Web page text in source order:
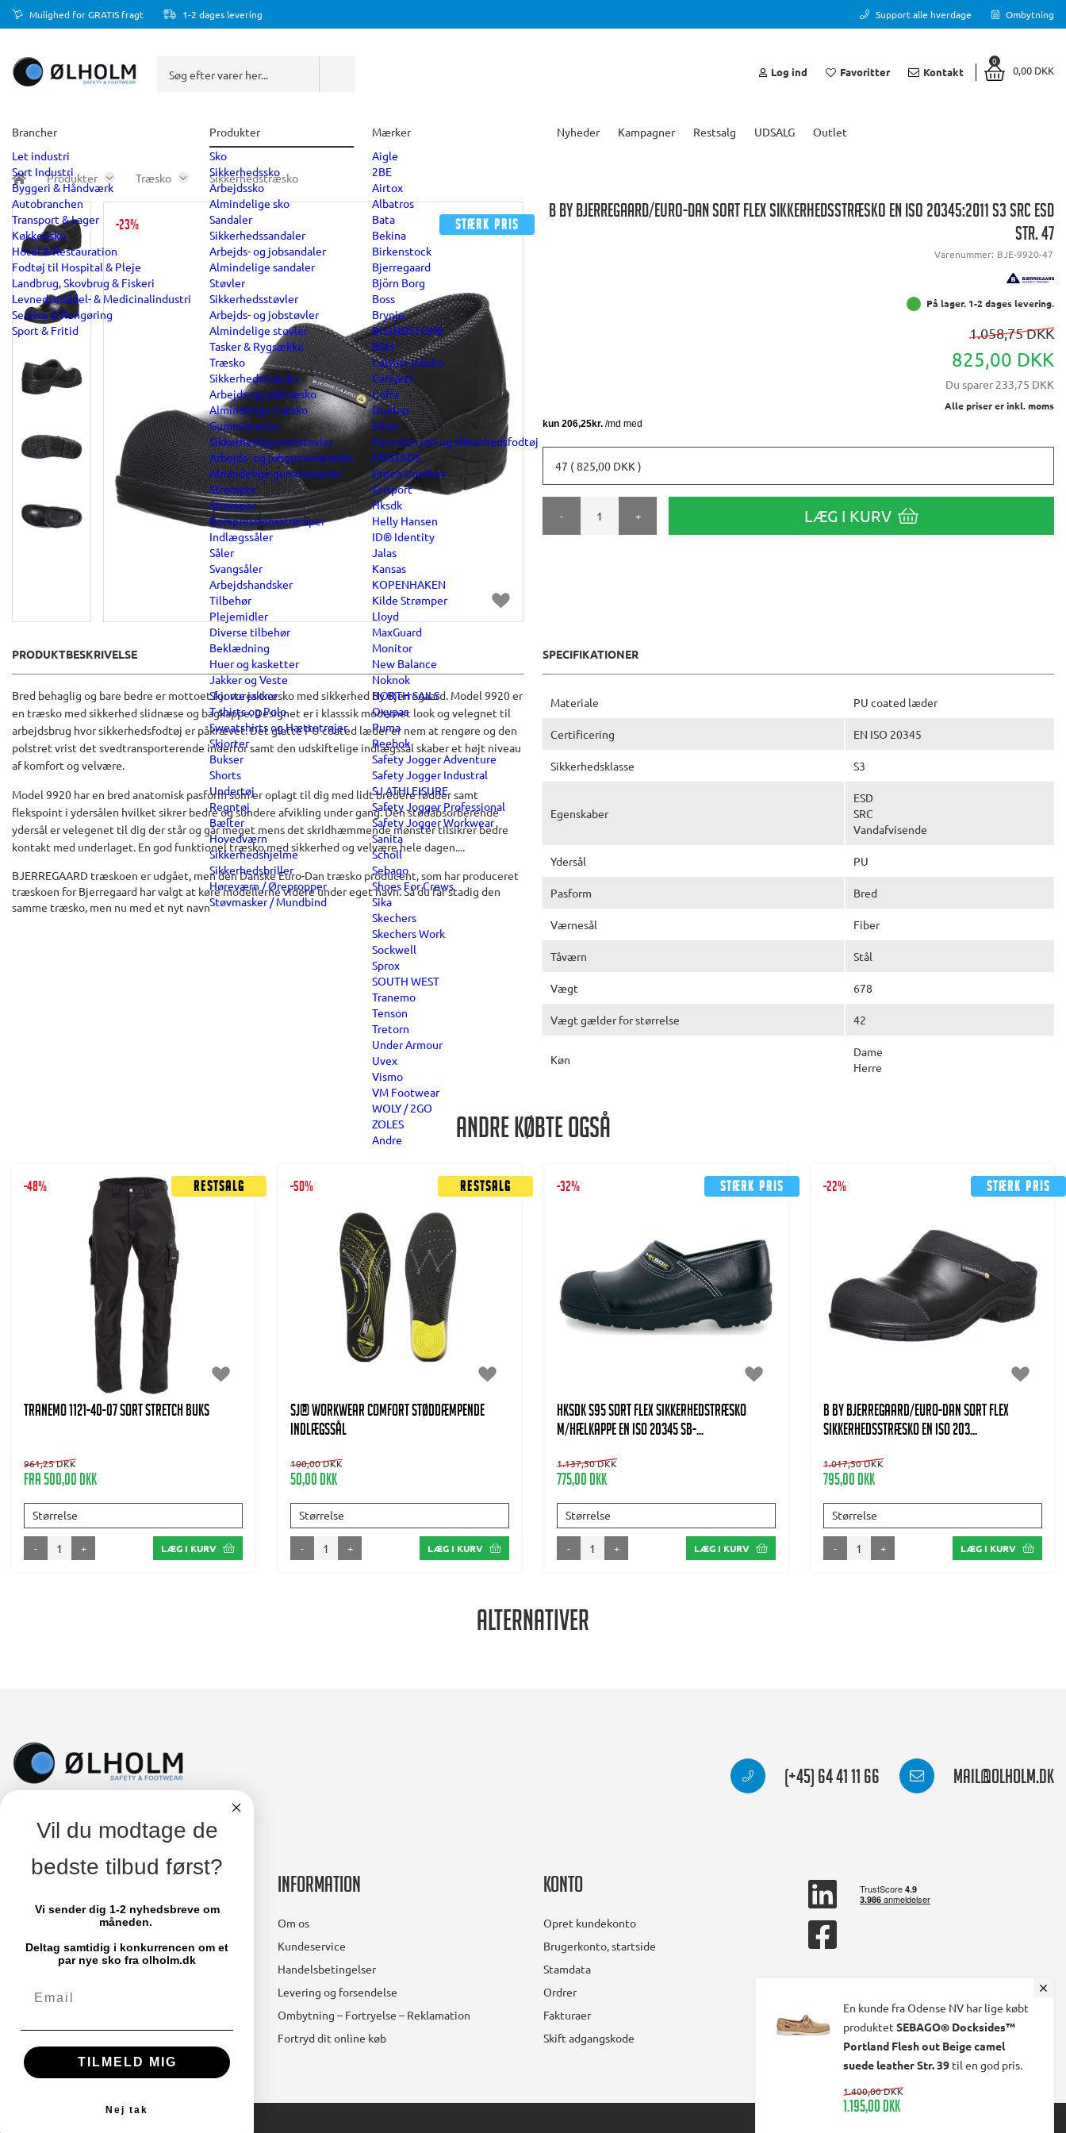
Mulighed for GRATIS fragt 1-2 dages levering Support alle hverdage Ombytning
Log ind Favoritter Kontakt
0
0,00 DKK
Brancher
Let industri
Sort Industri
Byggeri & Håndværk
Autobranchen
Transport & Lager
Køkkensko
Hotel & Restauration
Fodtøj til Hospital & Pleje
Landbrug, Skovbrug & Fiskeri
Levnedsmiddel- & Medicinalindustri
Service & Rengøring
Sport & Fritid
Produkter
Sko
Sikkerhedssko
Arbejdssko
Almindelige sko
Sandaler
Sikkerhedssandaler
Arbejds- og jobsandaler
Almindelige sandaler
Støvler
Sikkerhedsstøvler
Arbejds- og jobstøvler
Almindelige støvler
Tasker & Rygsække
Træsko
Sikkerhedstræsko
Arbejds-og jobtræsko
Almindelige træsko
Gummistøvler
Sikkerhedsgummistøvler
Arbejds- og jobgummistøvler
Almindelige gummistøvler
Strømper
Strømper
Kompressionsstrømper
Indlægssåler
Såler
Svangsåler
Arbejdshandsker
Tilbehør
Plejemidler
Diverse tilbehør
Beklædning
Huer og kasketter
Jakker og Veste
Skjorte jakker
T-shirts og Polo
Sweatshirts og Hættetrøjer
Skjorter
Bukser
Shorts
Undertøj
Regntøj
Bælter
Hovedværn
Sikkerhedshjelme
Sikkerhedsbriller
Høreværn / Ørepropper
Støvmasker / Mundbind
Mærker
Aigle
2BE
Airtox
Albatros
Bata
Bekina
Birkenstock
Bjerregaard
Björn Borg
Boss
Brynje
BLUNDSTONE
BSM
Calvani jobsko
Carhartt
Cofra
Dunlop
Elten
Euro-Dan job-og sikkerhedsfodtøj
FRISTADS
Green Comfort
Grisport
Hksdk
Helly Hansen
ID® Identity
Jalas
Kansas
KOPENHAKEN
Kilde Strømper
Lloyd
MaxGuard
Monitor
New Balance
Noknok
NORTH SAILS
Oxypas
Puma
Reebok
Safety Jogger Adventure
Safety Jogger Industral
SJ ATHLEISURE
Safety Jogger Professional
Safety Jogger Workwear
Sanita
Scholl
Sebago
Shoes For Crews
Sika
Skechers
Skechers Work
Sockwell
Sprox
SOUTH WEST
Tranemo
Tenson
Tretorn
Under Armour
Uvex
Vismo
VM Footwear
WOLY / 2GO
ZOLES
Andre
Nyheder Kampagner Restsalg UDSALG Outlet
Produkter Træsko Sikkerhedstræsko
-23% Stærk pris
B BY BJERREGAARD/EURO-DAN SORT FLEX SIKKERHEDSSTRÆSKO EN ISO 20345:2011 S3 SRC ESD
STR. 47
Varenummer: BJE-9920-47
På lager. 1-2 dages levering.
1.058,75 DKK
825,00 DKK
Du sparer 233,75 DKK
Alle priser er inkl. moms
47 ( 825,00 DKK )
- + LÆG I KURV
PRODUKTBESKRIVELSE
Bred behaglig og bare bedre er mottoet for vores træsko med sikkerhed By Bjerregaard. Model 9920 er
en træsko med sikkerhed slidnæse og bagkappe. Designet er i klasssik modernet look og velegnet til
arbejdsbrug hvor sikkerhedsfodtøj er påkrævet. Det glatte PU coated læder er nem at rengøre og den
polstret vrist det svedtransporterende inderfor samt den udskiftelige indlægssål skaber et højt niveau
af komfort og velvære.
Model 9920 har en bred anatomisk pasform som er oplagt til dig med lidt bredere fødder samt
flekspoint i ydersålen hvilket sikrer bedre og sundere afvikling under gang. Den stødabsorberende
ydersål er velegenet til dig der står og går meget mens det skridhæmmende mønster tilsikrer bedre
kontakt med underlaget. En god funktionel træsko med sikkerhed og velvære hele dagen....
BJERREGAARD træskoen er udgået, men den Danske Euro-Dan træsko producent, som har produceret
træskoen for Bjerregaard har valgt at køre modellerne videre under eget navn. Så du får stadig den
samme træsko, men nu med et nyt navn
SPECIFIKATIONER
Materiale PU coated læder
Certificering EN ISO 20345
Sikkerhedsklasse S3
Egenskaber
ESD
SRC
Vandafvisende
Ydersål PU
Pasform Bred
Værnesål Fiber
Tåværn Stål
Vægt 678
Vægt gælder for størrelse 42
Køn
Dame
Herre
Andre købte også
Restsalg
-48%
TRANEMO 1121-40-07 SORT STRETCH BUKS
961,25 DKK
Fra 500,00 DKK
Størrelse
- + LÆG I KURV
Restsalg
-50%
SJ® WORKWEAR COMFORT STØDDÆMPENDE
INDLÆGSSÅL
100,00 DKK
50,00 DKK
Størrelse
- + LÆG I KURV
Stærk pris
-32%
HKSDK S95 Sort flex Sikkerhedstræsko
m/hælkappe EN ISO 20345 SB-...
1.137,50 DKK
775,00 DKK
Størrelse
- + LÆG I KURV
Stærk pris
-22%
B BY BJERREGAARD/EURO-DAN Sort Flex
Sikkerhedsstræsko EN ISO 203...
1.017,50 DKK
795,00 DKK
Størrelse
- + LÆG I KURV
Alternativer
(+45) 64 41 11 66 mail@olholm.dk
Lollandsvej 29
5500 Middelfart
Telefon: 64 41 11 66
Information
Om os
Kundeservice
Handelsbetingelser
Levering og forsendelse
Ombytning – Fortryelse – Reklamation
Fortryd dit online køb
Konto
Opret kundekonto
Brugerkonto, startside
Stamdata
Ordrer
Fakturaer
Skift adgangskode
linkedin
square
square
En kunde fra Odense NV har lige købt
produktet SEBAGO® Docksides™
Portland Flesh out Beige camel
suede leather Str. 39 til en god pris.
1.400,00 DKK
1.195,00 DKK
Vil du modtage de
bedste tilbud først?
Vi sender dig 1-2 nyhedsbreve om
måneden.
Deltag samtidig i konkurrencen om et
par nye sko fra olholm.dk
TILMELD MIG
Nej tak